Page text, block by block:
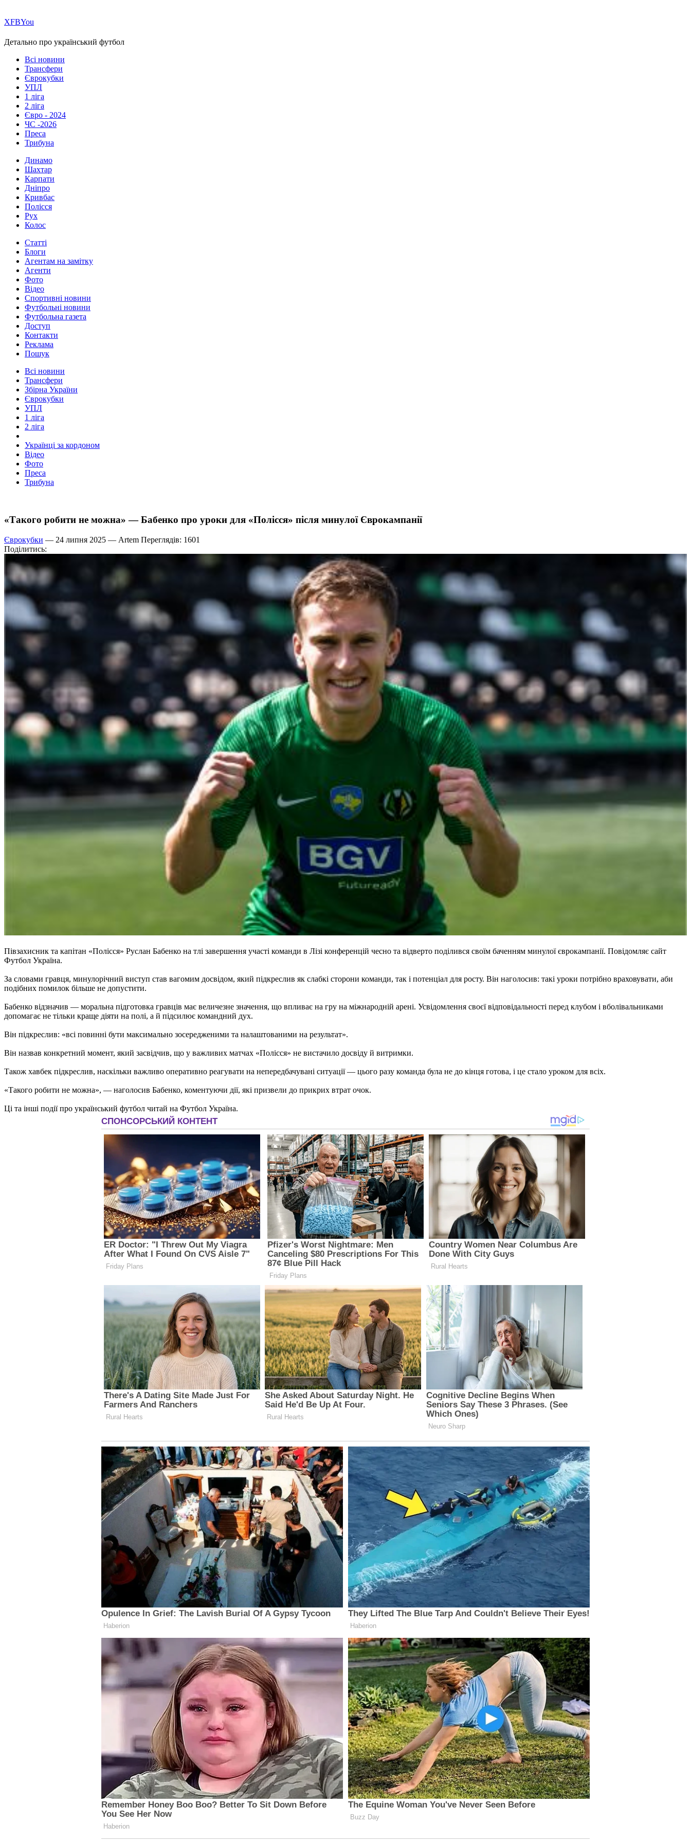
ХFBYou
Детально про український футбол
Всі новини
Трансфери
Єврокубки
УПЛ
1 ліга
2 ліга
Євро - 2024
ЧС -2026
Преса
Трибуна
Динамо
Шахтар
Карпати
Дніпро
Кривбас
Полісся
Рух
Колос
Статті
Блоги
Агентам на замітку
Агенти
Фото
Відео
Спортивні новини
Футбольні новини
Футбольна газета
Доступ
Контакти
Реклама
Пошук
Всі новини
Трансфери
Збірна України
Єврокубки
УПЛ
1 ліга
2 ліга
Українці за кордоном
Відео
Фото
Преса
Трибуна
«Такого робити не можна» — Бабенко про уроки для «Полісся» після минулої Єврокампанії
Єврокубки — 24 липня 2025 — Artem Переглядів: 1601
Поділитись:
Півзахисник та капітан «Полісся» Руслан Бабенко на тлі завершення участі команди в Лізі конференцій чесно та відверто поділився своїм баченням минулої єврокампанії. Повідомляє сайт
Футбол Україна.
За словами гравця, минулорічний виступ став вагомим досвідом, який підкреслив як слабкі сторони команди, так і потенціал для росту. Він наголосив: такі уроки потрібно враховувати, аби
подібних помилок більше не допустити.
Бабенко відзначив — моральна підготовка гравців має величезне значення, що впливає на гру на міжнародній арені. Усвідомлення своєї відповідальності перед клубом і вболівальниками
допомагає не тільки краще діяти на полі, а й підсилює командний дух.
Він підкреслив: «всі повинні бути максимально зосередженими та налаштованими на результат».
Він назвав конкретний момент, який засвідчив, що у важливих матчах «Полісся» не вистачило досвіду й витримки.
Також хавбек підкреслив, наскільки важливо оперативно реагувати на непередбачувані ситуації — цього разу команда була не до кінця готова, і це стало уроком для всіх.
«Такого робити не можна», — наголосив Бабенко, коментуючи дії, які призвели до прикрих втрат очок.
Ці та інші події про український футбол читай на Футбол Україна.